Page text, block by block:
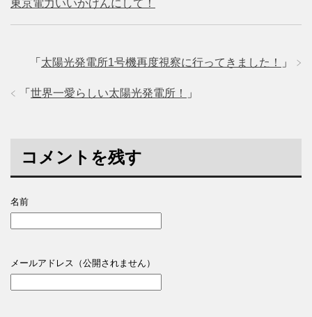
東京電力いいかげんにして！
「 太陽光発電所1号機再度視察に行ってきました！ 」
「 世界一愛らしい太陽光発電所！ 」
コメントを残す
名前
メールアドレス（公開されません）